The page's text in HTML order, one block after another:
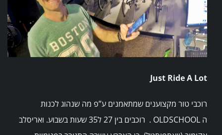
Just Ride A Lot
רוכבי טור מקצוענים שמתאמנים ע”פ מה שנהוג לכנות
ה OLDSCHOOL . רוכבים בין 27 ל35 שעות בשבוע. ואריסלב